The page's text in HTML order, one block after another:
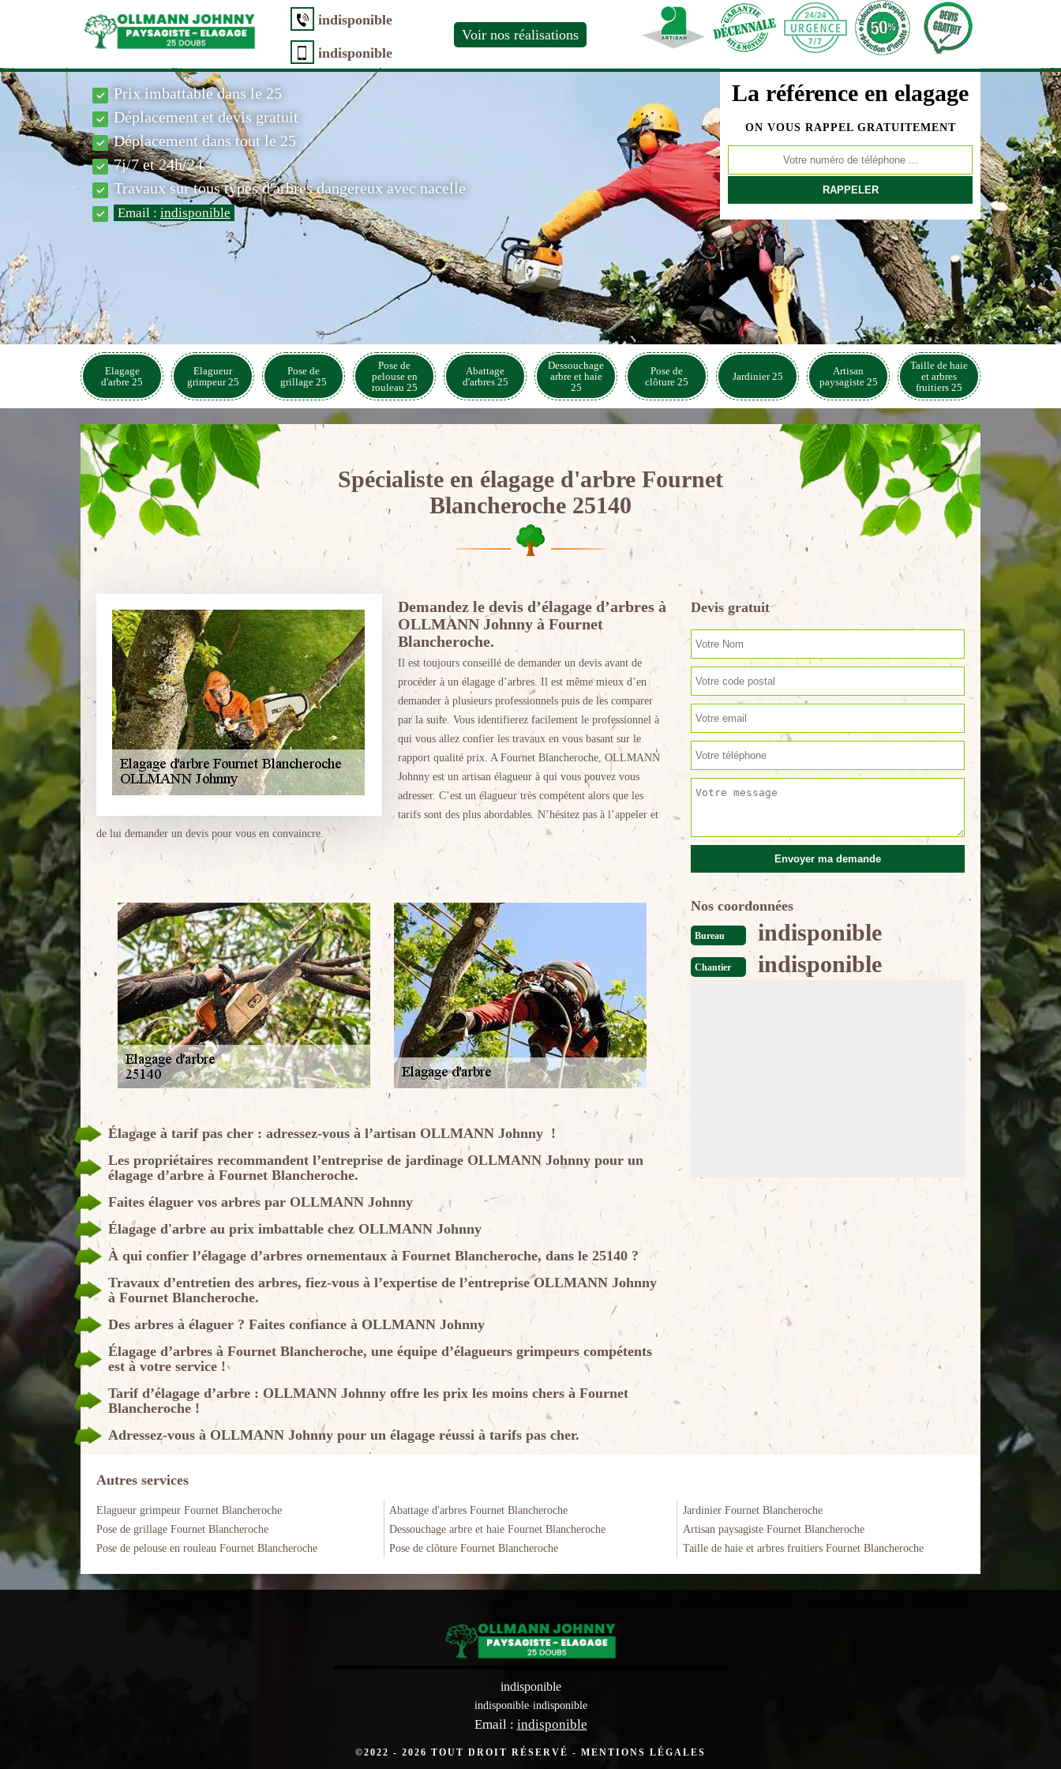
indisponible
indisponible
Voir nos réalisations
La référence en elagage
ON VOUS RAPPEL GRATUITEMENT
Prix imbattable dans le 25
Déplacement et devis gratuit
Déplacement dans tout le 25
7j/7 et 24h/24
Travaux sur tous types d'arbres dangereux avec nacelle
Email : indisponible
Elagage
d'arbre 25
Elagueur
grimpeur 25
Pose de
grillage 25
Pose de
pelouse en
rouleau 25
Abattage
d'arbres 25
Dessouchage
arbre et haie
25
Pose de
clôture 25
Jardinier 25
Artisan
paysagiste 25
Taille de haie
et arbres
fruitiers 25
Spécialiste en élagage d'arbre Fournet
Blancheroche 25140
Demandez le devis d’élagage d’arbres à
OLLMANN Johnny à Fournet
Blancheroche.
Il est toujours conseillé de demander un devis avant de
procéder à un élagage d’arbres. Il est même mieux d’en
demander à plusieurs professionnels puis de les comparer
par la suite. Vous identifierez facilement le professionnel à
qui vous allez confier les travaux en vous basant sur le
rapport qualité prix. A Fournet Blancheroche, OLLMANN
Johnny est un artisan élagueur à qui vous pouvez vous
adresser. C’est un élagueur très compétent alors que les
tarifs sont des plus abordables. N’hésitez pas à l’appeler et
de lui demander un devis pour vous en convaincre.
Élagage à tarif pas cher : adressez-vous à l’artisan OLLMANN Johnny !
Les propriétaires recommandent l’entreprise de jardinage OLLMANN Johnny pour un
élagage d’arbre à Fournet Blancheroche.
Faites élaguer vos arbres par OLLMANN Johnny
Élagage d'arbre au prix imbattable chez OLLMANN Johnny
À qui confier l’élagage d’arbres ornementaux à Fournet Blancheroche, dans le 25140 ?
Travaux d’entretien des arbres, fiez-vous à l’expertise de l’entreprise OLLMANN Johnny
à Fournet Blancheroche.
Des arbres à élaguer ? Faites confiance à OLLMANN Johnny
Élagage d’arbres à Fournet Blancheroche, une équipe d’élagueurs grimpeurs compétents
est à votre service !
Tarif d’élagage d’arbre : OLLMANN Johnny offre les prix les moins chers à Fournet
Blancheroche !
Adressez-vous à OLLMANN Johnny pour un élagage réussi à tarifs pas cher.
Devis gratuit
Nos coordonnées
Bureau indisponible
Chantier indisponible
Autres services
Elagueur grimpeur Fournet Blancheroche
Pose de grillage Fournet Blancheroche
Pose de pelouse en rouleau Fournet Blancheroche
Abattage d'arbres Fournet Blancheroche
Dessouchage arbre et haie Fournet Blancheroche
Pose de clôture Fournet Blancheroche
Jardinier Fournet Blancheroche
Artisan paysagiste Fournet Blancheroche
Taille de haie et arbres fruitiers Fournet Blancheroche
indisponible
indisponible-indisponible
Email : indisponible
©2022 - 2026 TOUT DROIT RÉSERVÉ - MENTIONS LÉGALES